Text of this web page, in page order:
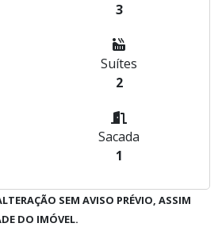
3
Suítes
2
Sacada
1
SEM AVISO PRÉVIO, ASSIM
DO IMÓVEL.